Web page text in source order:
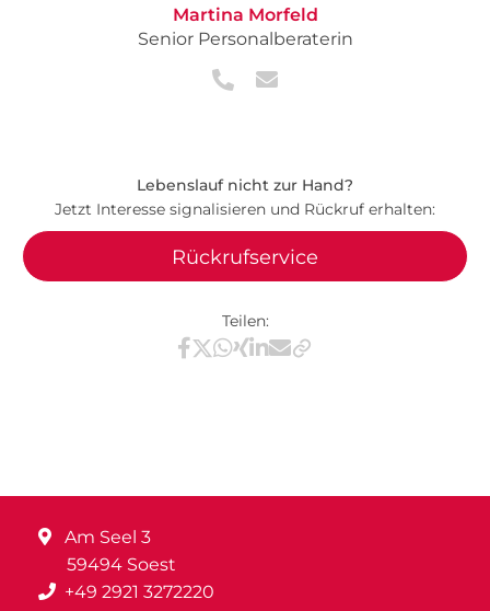
Martina Morfeld
Senior Personalberaterin
Lebenslauf nicht zur Hand?
Jetzt Interesse signalisieren und Rückruf erhalten:
Rückrufservice
Teilen:
Teilen via Facebook
Teilen via X / Twitter
Teilen via WhatsApp
Teilen via Xing
Teilen via LinkedIn
Teilen via E-Mail
Am Seel 3
59494 Soest
+49 2921 3272220